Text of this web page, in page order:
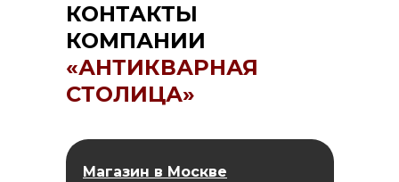
КОНТАКТЫ
КОМПАНИИ
«АНТИКВАРНАЯ
СТОЛИЦА»
Магазин в Москве